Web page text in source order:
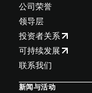
公司荣誉
领导层
投资者关系
可持续发展
联系我们
新闻与活动